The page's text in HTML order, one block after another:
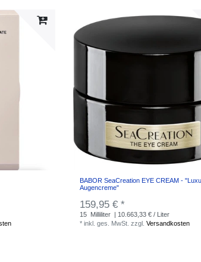
BABOR SeaCreation EYE CREAM -
Augencreme"
159,95 € *
15 Milliliter | 10.663,33 € / Liter
*inkl. ges. MwSt. zzgl.Versandkosten